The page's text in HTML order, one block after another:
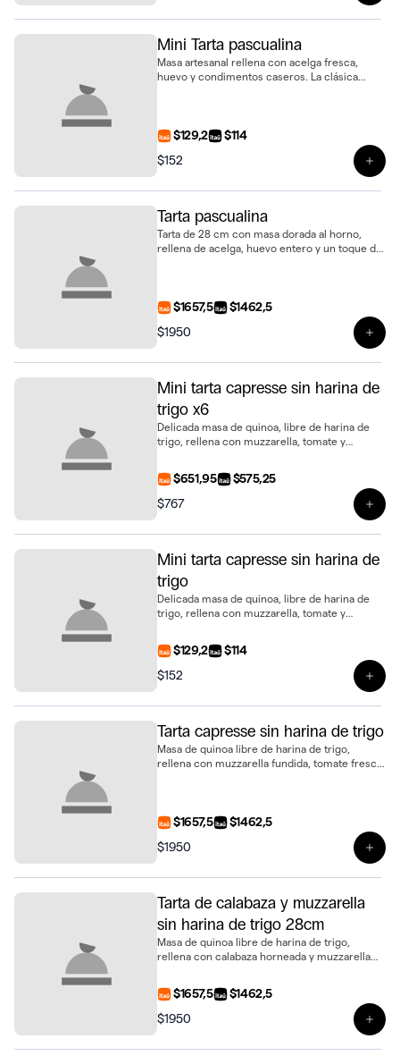
Mini Tarta pascualina
Masa artesanal rellena con acelga fresca,
huevo y condimentos caseros. La clásica
$129,2
$114
$152
Ver
Tarta pascualina
Tarta de 28 cm con masa dorada al horno,
rellena de acelga, huevo entero y un toque de
$1657,5
$1462,5
$1950
Ver
Mini tarta capresse sin harina de
trigo x6
Delicada masa de quinoa, libre de harina de
trigo, rellena con muzzarella, tomate y
formato mini, presentado en bandeja de 6
unidades
$651,95
$575,25
$767
Mini tarta capresse sin harina de
trigo
Delicada masa de quinoa, libre de harina de
trigo, rellena con muzzarella, tomate y
formato mini
$129,2
$114
$152
Tarta capresse sin harina de trigo
Masa de quinoa libre de harina de trigo,
rellena con muzzarella fundida, tomate fresco
$1657,5
$1462,5
$1950
Tarta de calabaza y muzzarella
sin harina de trigo 28cm
Masa de quinoa libre de harina de trigo,
rellena con calabaza horneada y muzzarella
clásico, en tamaño de 28 cm
$1657,5
$1462,5
$1950